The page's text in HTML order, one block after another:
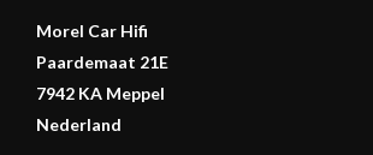
Morel Car Hifi
Paardemaat 21E
7942 KA Meppel
Nederland